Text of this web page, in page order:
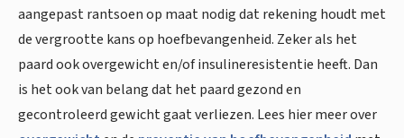
aangepast rantsoen op maat nodig dat rekening houdt met
de vergrootte kans op hoefbevangenheid. Zeker als het
paard ook overgewicht en/of insulineresistentie heeft. Dan
is het ook van belang dat het paard gezond en
gecontroleerd gewicht gaat verliezen. Lees hier meer over